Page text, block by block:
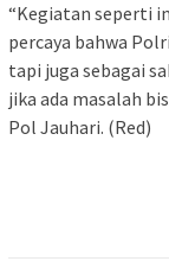
“Kegiatan seperti
percaya bahwa
tapi juga sebagai
jika ada masalah
Pol Jauhari. (Red)